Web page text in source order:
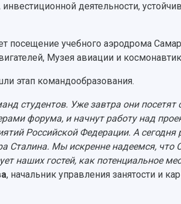
деятельности,
посещение учебного аэродрома
Музея авиации и
этап командообразования.
студентов. Уже завтра они посетят
форума, и начнут работу над
Российской Федерации. А сегодня
Сталина. Мы искренне надеемся, что
наших гостей, как потенциальное
, начальник управления занятости и